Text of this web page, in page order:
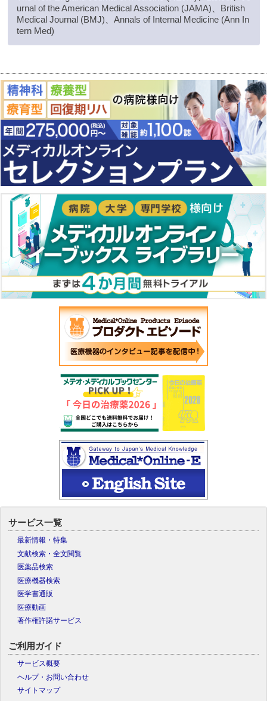
urnal of the American Medical Association (JAMA)、British
Medical Journal (BMJ)、Annals of Internal Medicine (Ann In
tern Med)
サービス一覧
最新情報・特集
文献検索・全文閲覧
医薬品検索
医療機器検索
医学書通販
医療動画
著作権許諾サービス
ご利用ガイド
サービス概要
ヘルプ・お問い合わせ
サイトマップ